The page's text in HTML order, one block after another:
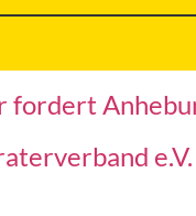
fordert